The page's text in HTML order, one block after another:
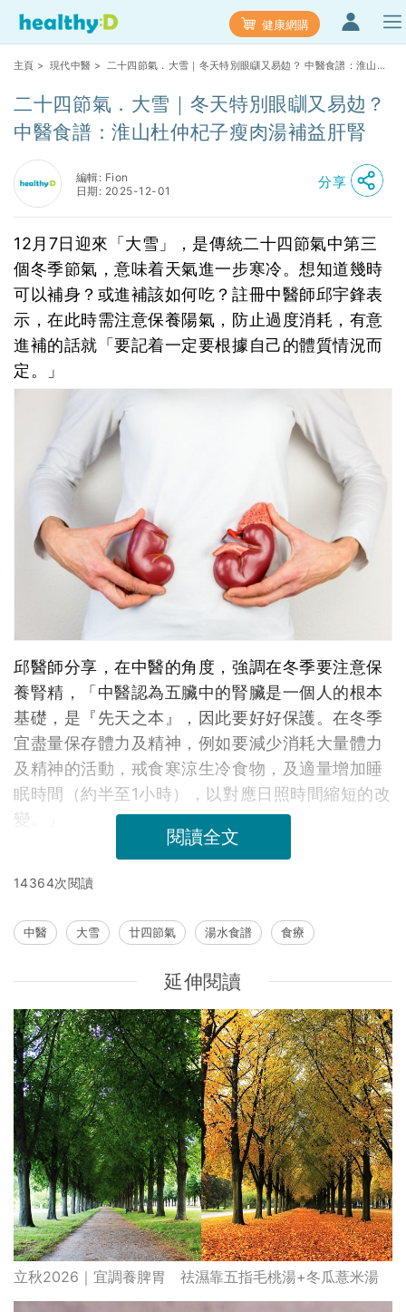
健康網購
主頁 > 現代中醫 > 二十四節氣．大雪｜冬天特別眼瞓又易攰？ 中醫食譜：淮山杜
二十四節氣．大雪｜冬天特別眼瞓又易攰？
中醫食譜：淮山杜仲杞子瘦肉湯補益肝腎
編輯: Fion
日期: 2025-12-01
分享
12月7日迎來「大雪」，是傳統二十四節氣中第三
個冬季節氣，意味着天氣進一步寒冷。想知道幾時
可以補身？或進補該如何吃？註冊中醫師邱宇鋒表
示，在此時需注意保養陽氣，防止過度消耗，有意
進補的話就「要記着一定要根據自己的體質情況而
定。」
邱醫師分享，在中醫的角度，強調在冬季要注意保
養腎精，「中醫認為五臟中的腎臟是一個人的根本
基礎，是『先天之本』，因此要好好保護。在冬季
宜盡量保存體力及精神，例如要減少消耗大量體力
及精神的活動，戒食寒涼生冷食物，及適量增加睡
眠時間（約半至1小時），以對應日照時間縮短的改
變。」
閱讀全文
14364次閱讀
中醫 大雪 廿四節氣 湯水食譜 食療
延伸閱讀
立秋2026｜宜調養脾胃 祛濕靠五指毛桃湯+冬瓜薏米湯